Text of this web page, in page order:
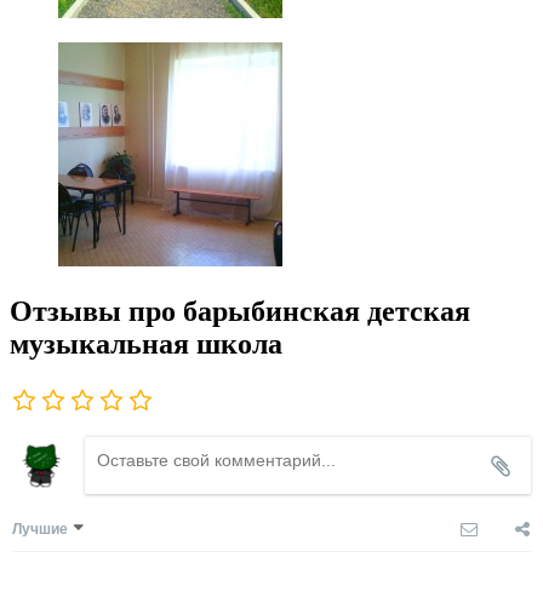
Отзывы про барыбинская детская
музыкальная школа
Лучшие